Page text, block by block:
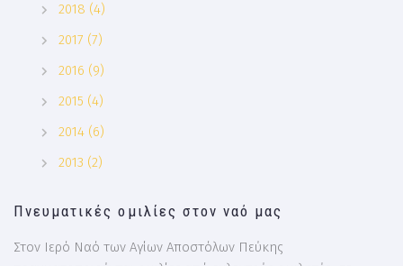
2018 (4)
2017 (7)
2016 (9)
2015 (4)
2014 (6)
2013 (2)
Πνευματικές ομιλίες στον ναό μας
Στον Ιερό Ναό των Αγίων Αποστόλων Πεύκης